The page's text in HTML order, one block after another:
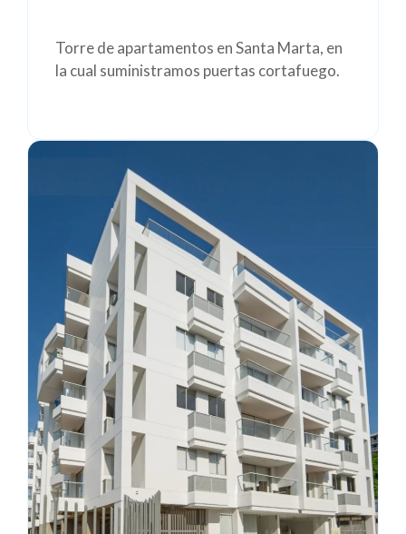
Torre de apartamentos en Santa Marta, en
la cual suministramos puertas cortafuego.